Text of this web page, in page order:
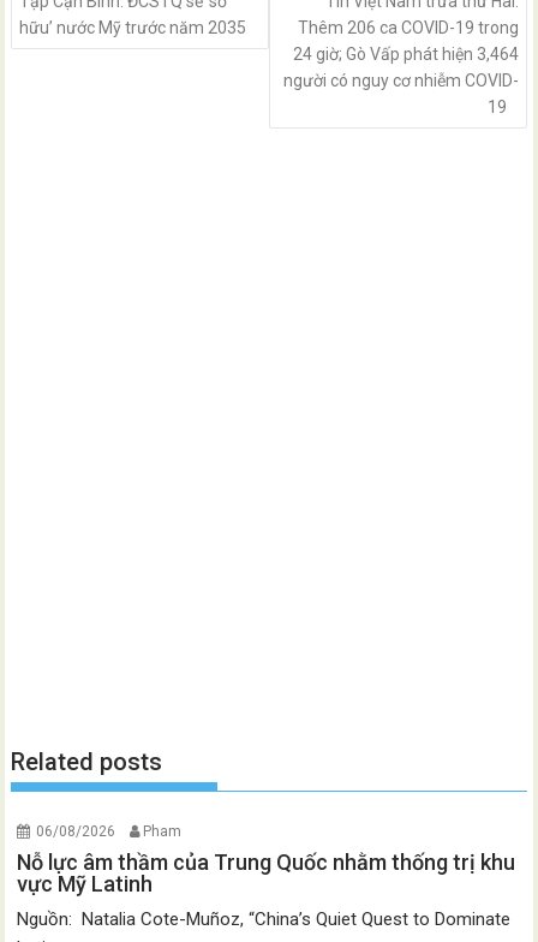
hữu’ nước Mỹ trước năm 2035
Thêm 206 ca COVID-19 trong
24 giờ; Gò Vấp phát hiện 3,464
người có nguy cơ nhiễm COVID-
19
Related posts
06/08/2026 Pham
Nỗ lực âm thầm của Trung Quốc nhằm thống trị khu
vực Mỹ Latinh
Nguồn: Natalia Cote-Muñoz, “China’s Quiet Quest to Dominate